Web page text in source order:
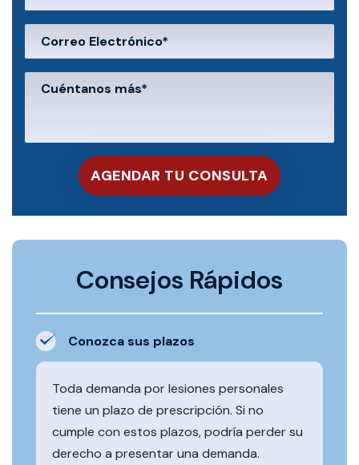
Consejos Rápidos
Conozca sus plazos
Toda demanda por lesiones personales
tiene un plazo de prescripción. Si no
cumple con estos plazos, podría perder su
derecho a presentar una demanda.